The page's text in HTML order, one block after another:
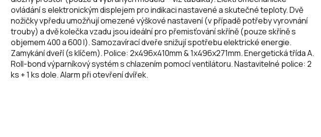
ovládání s elektronickým displejem pro indikaci nastavené a skutečné teploty. Dvě
nožičky vpředu umožňují omezené výškové nastavení (v případě potřeby vyrovnání
trouby) a dvě kolečka vzadu jsou ideální pro přemisťování skříně (pouze skříně s
objemem 400 a 600 l). Samozavírací dveře snižují spotřebu elektrické energie.
Zamykání dveří (s klíčem). Police: 2x496x410mm & 1x496x271mm. Energetická třída A.
Roll-bond výparníkový systém s chlazením pomocí ventilátoru. Nastavitelné police: 2
ks + 1 ks dole. Alarm při otevření dvířek.